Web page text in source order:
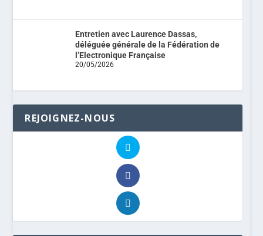
Entretien avec Laurence Dassas,
déléguée générale de la Fédération de
l’Electronique Française
20/05/2026
REJOIGNEZ-NOUS